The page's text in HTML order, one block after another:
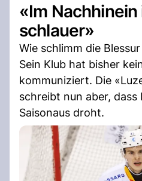
«Im
schlauer»
Wie schlimm die
Sein Klub hat bisher
kommuniziert. Die
schreibt nun aber,
Saisonaus droht.